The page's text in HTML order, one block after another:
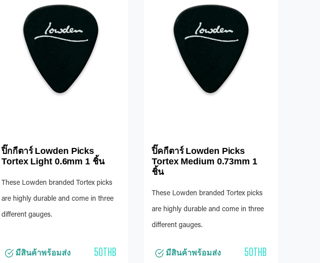
ปิ๊กกีตาร์ Lowden Picks
Tortex Light 0.6mm 1 ชิ้น
These Lowden branded Tortex picks
are highly durable and come in three
different gauges.
มีสินค้าพร้อมส่ง 50THB
ปิ๊คกีตาร์ Lowden Picks
Tortex Medium 0.73mm 1
ชิ้น
These Lowden branded Tortex picks
are highly durable and come in three
different gauges.
มีสินค้าพร้อมส่ง 50THB